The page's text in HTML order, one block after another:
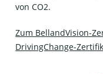
von CO2.
Zum BellandVision-
DrivingChange-